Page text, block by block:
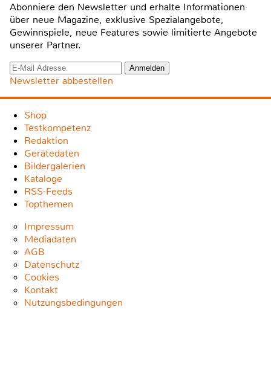
Abonniere den Newsletter und erhalte Informationen
über neue Magazine, exklusive Spezialangebote,
Gewinnspiele, neue Features sowie limitierte Angebote
unserer Partner.
Newsletter abbestellen
Shop
Testkompetenz
Redaktion
Gerätedaten
Bildergalerien
Kataloge
RSS-Feeds
Topthemen
Impressum
Mediadaten
AGB
Datenschutz
Cookies
Kontakt
Nutzungsbedingungen